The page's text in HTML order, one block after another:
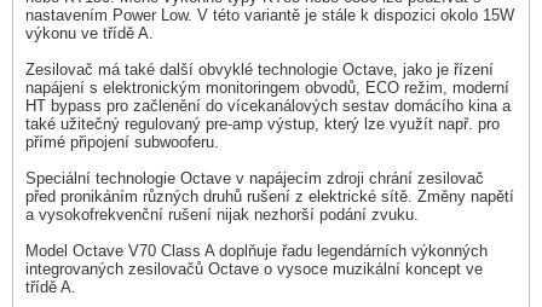
nastavením Power Low. V této variantě je stále k dispozici okolo 15W
výkonu ve třídě A.
Zesilovač má také další obvyklé technologie Octave, jako je řízení
napájení s elektronickým monitoringem obvodů, ECO režim, moderní
HT bypass pro začlenění do vícekanálových sestav domácího kina a
také užitečný regulovaný pre-amp výstup, který lze využít např. pro
přímé připojení subwooferu.
Speciální technologie Octave v napájecím zdroji chrání zesilovač
před pronikáním různých druhů rušení z elektrické sítě. Změny napětí
a vysokofrekvenční rušení nijak nezhorší podání zvuku.
Model Octave V70 Class A doplňuje řadu legendárních výkonných
integrovaných zesilovačů Octave o vysoce muzikální koncept ve
třídě A.